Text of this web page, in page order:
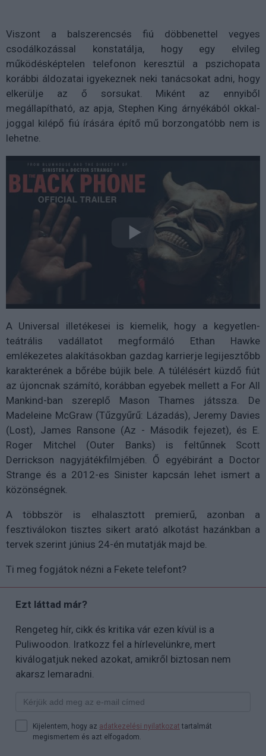
Viszont a balszerencsés fiú döbbenettel vegyes
csodálkozással konstatálja, hogy egy elvileg
működésképtelen telefonon keresztül a pszichopata
korábbi áldozatai igyekeznek neki tanácsokat adni, hogy
elkerülje az ő sorsukat. Miként az ennyiből
megállapítható, az apja, Stephen King árnyékából okkal-
joggal kilépő fiú írására építő mű borzongatóbb nem is
lehetne.
A Universal illetékesei is kiemelik, hogy a kegyetlen-
teátrális vadállatot megformáló Ethan Hawke
emlékezetes alakításokban gazdag karrierje legijesztőbb
karakterének a bőrébe bújik bele. A túlélésért küzdő fiút
az újoncnak számító, korábban egyebek mellett a For All
Mankind-ban szereplő Mason Thames játssza. De
Madeleine McGraw (Tűzgyűrű: Lázadás), Jeremy Davies
(Lost), James Ransone (Az - Második fejezet), és E.
Roger Mitchel (Outer Banks) is feltűnnek Scott
Derrickson nagyjátékfilmjében. Ő egyébiránt a Doctor
Strange és a 2012-es Sinister kapcsán lehet ismert a
közönségnek.
A többször is elhalasztott premierű, azonban a
fesztiválokon tisztes sikert arató alkotást hazánkban a
tervek szerint június 24-én mutatják majd be.
Ti meg fogjátok nézni a Fekete telefont?
Ezt láttad már?
Rengeteg hír, cikk és kritika vár ezen kívül is a
Puliwoodon. Iratkozz fel a hírlevelünkre, mert
kiválogatjuk neked azokat, amikről biztosan nem
akarsz lemaradni.
Kijelentem, hogy az adatkezelési nyilatkozat tartalmát
megismertem és azt elfogadom.